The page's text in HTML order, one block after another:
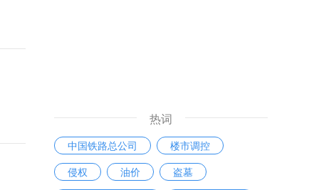
热词
中国铁路总公司
楼市调控
侵权
油价
盗墓